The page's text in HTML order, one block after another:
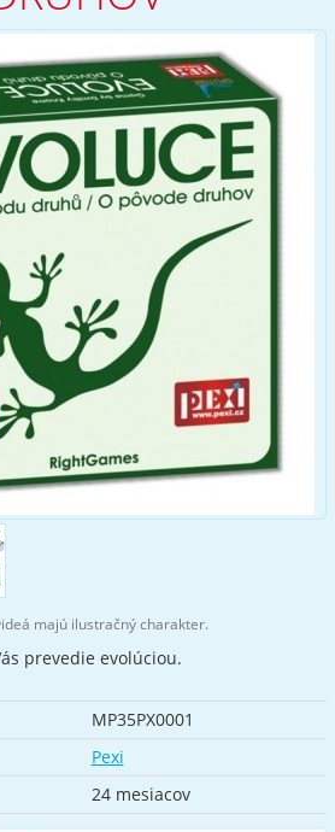
majú ilustračný charakter.
prevedie evolúciou.
MP35PX0001
Pexi
24 mesiacov